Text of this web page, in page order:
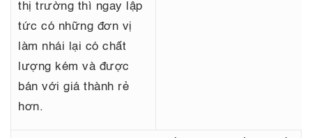
thị trường thì ngay lập
tức có những đơn vị
làm nhái lại có chất
lượng kém và được
bán với giá thành rẻ
hơn.